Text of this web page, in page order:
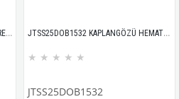
JTSS25DOB1531 AKİK HEMATİT ÇOK RENKLİ JANTİ DOĞALTAŞ BİLEKLİK JTSS25DOB1532 KAPLANGÖZÜ HEMATİT KAHVERENGİ JANTİ DOĞALTAŞ BİLEKLİK
★ ★ ★ ★ ★
JTSS25DOB1532